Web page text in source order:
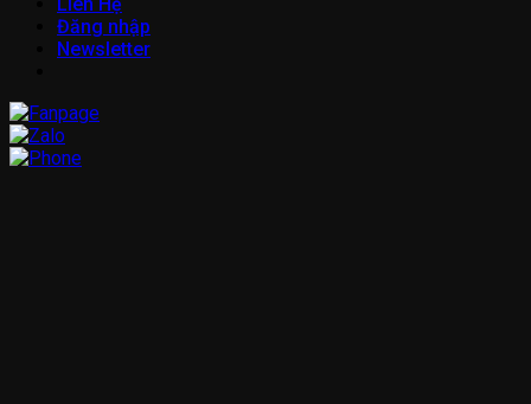
Đăng nhập
Newsletter